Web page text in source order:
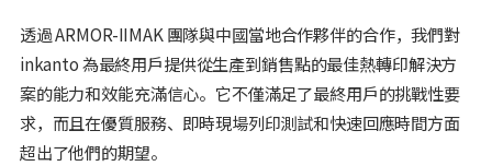
透過 ARMOR-IIMAK 團隊與中國當地合作夥伴的合作，我們對
inkanto 為最終用戶提供從生產到銷售點的最佳熱轉印解決方
案的能力和效能充滿信心。它不僅滿足了最終用戶的挑戰性要
求，而且在優質服務、即時現場列印測試和快速回應時間方面
超出了他們的期望。